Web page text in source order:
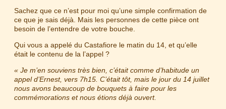
Sachez que ce n’est pour moi qu’une simple confirmation de
ce que je sais déjà. Mais les personnes de cette pièce ont
besoin de l’entendre de votre bouche.
Qui vous a appelé du Castafiore le matin du 14, et qu’elle
était le contenu de la l’appel ?
« Je m’en souviens très bien, c’était comme d’habitude un
appel d’Ernest, vers 7h15. C’était tôt, mais le jour du 14 juillet
nous avons beaucoup de bouquets à faire pour les
commémorations et nous étions déjà ouvert.